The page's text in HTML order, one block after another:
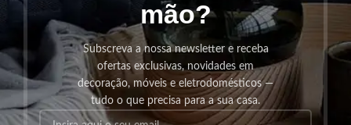
mão?
Subscreva a nossa newsletter e receba
ofertas exclusivas, novidades em
decoração, móveis e eletrodomésticos —
tudo o que precisa para a sua casa.